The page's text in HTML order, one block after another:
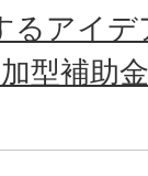
るアイ
型補助